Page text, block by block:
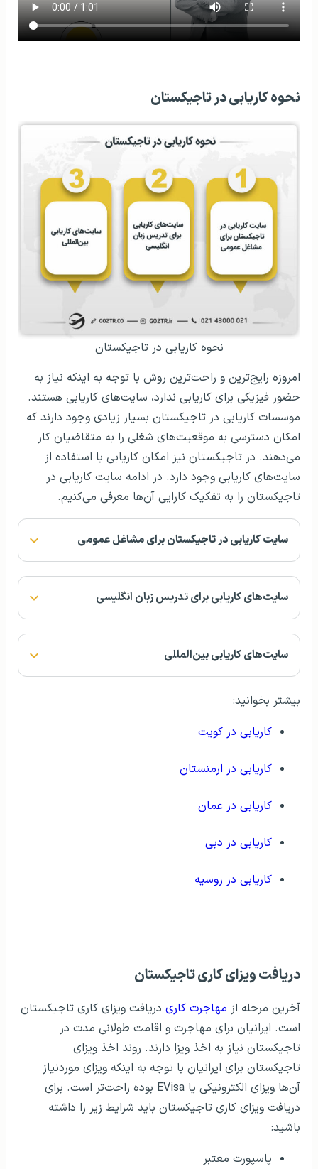
نحوه کاریابی در تاجیکستان
نحوه کاریابی در تاجیکستان
امروزه رایج‌ترین و راحت‌ترین روش با توجه به اینکه نیاز به
حضور فیزیکی برای کاریابی ندارد، سایت‌های کاریابی هستند.
موسسات کاریابی در تاجیکستان بسیار زیادی وجود دارند که
امکان دسترسی به موقعیت‌های شغلی را به متقاضیان کار
می‌دهند. در تاجیکستان نیز امکان کاریابی با استفاده از
سایت‌های کاریابی وجود دارد. در ادامه سایت کاریابی در
تاجیکستان را به تفکیک کارایی آن‌ها معرفی می‌کنیم.
سایت کاریابی در تاجیکستان برای مشاغل عمومی
سایت‌های کاریابی برای تدریس زبان انگلیسی
سایت‌های کاریابی بین‌المللی
بیشتر بخوانید:
کاریابی در کویت
کاریابی در ارمنستان
کاریابی در عمان
کاریابی در دبی
کاریابی در روسیه
دریافت ویزای کاری تاجیکستان
آخرین مرحله از مهاجرت کاری دریافت ویزای کاری تاجیکستان
است. ایرانیان برای مهاجرت و اقامت طولانی مدت در
تاجیکستان نیاز به اخذ ویزا دارند. روند اخذ ویزای
تاجیکستان برای ایرانیان با توجه به اینکه ویزای موردنیاز
آن‌ها ویزای الکترونیکی یا EVisa بوده راحت‌تر است. برای
دریافت ویزای کاری تاجیکستان باید شرایط زیر را داشته
باشید:
پاسپورت معتبر